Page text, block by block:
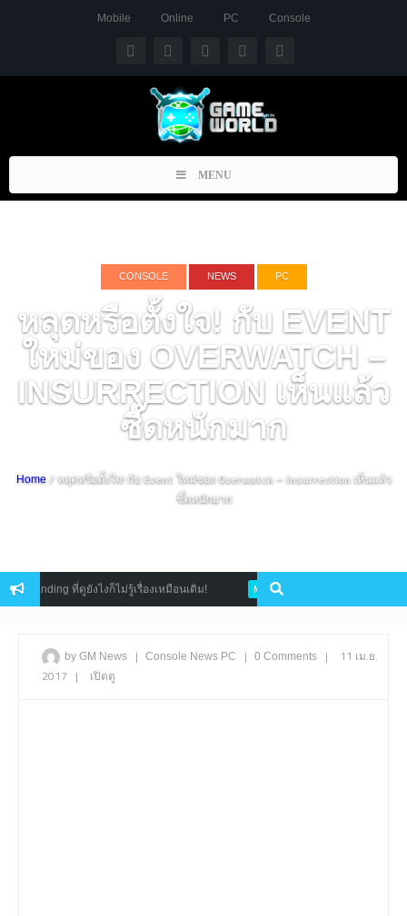
Mobile Online PC Console
Toggle
navigation
MENU
CONSOLE NEWS PC
หลุดหรือตั้งใจ! กับ EVENT
ใหม่ของ OVERWATCH –
INSURRECTION เห็นแล้ว
ซี๊ดหนักมาก
Home/ หลุดหรือตั้งใจ! กับ Event ใหม่ของ Overwatch – Insurrection เห็นแล้ว
ซี๊ดหนักมาก
ที่ดูยังไงก็ไม่รู้เรื่องเหมือนเดิม! เซอร์ไพร์ส RoV สุดยอดเกม
by GM News | Console News PC | 0 Comments |
11 เม.ย.
2017 | เปิดดู